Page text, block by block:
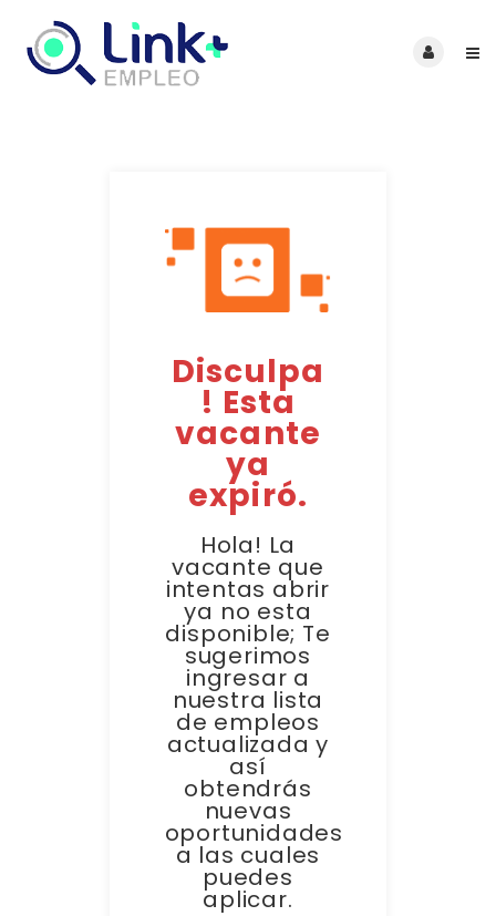
Disculpa
! Esta
vacante
ya
expiró.
Hola! La
vacante que
intentas abrir
ya no esta
disponible; Te
sugerimos
ingresar a
nuestra lista
de empleos
actualizada y
así
obtendrás
nuevas
oportunidades
a las cuales
puedes
aplicar.